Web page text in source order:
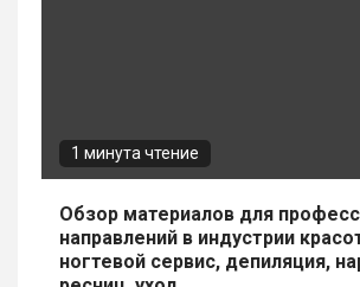
1 минута чтение
Обзор материалов для
направлений в индустрии
ногтевой сервис, депиляция,